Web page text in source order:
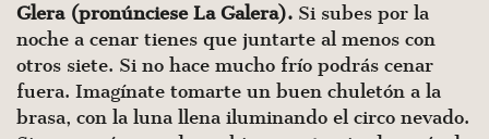
Glera (pronúnciese La Galera). Si subes por la
noche a cenar tienes que juntarte al menos con
otros siete. Si no hace mucho frío podrás cenar
fuera. Imagínate tomarte un buen chuletón a la
brasa, con la luna llena iluminando el circo nevado.